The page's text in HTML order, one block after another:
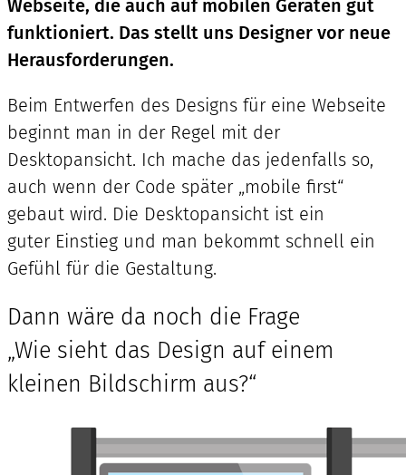
Webseite, die auch auf mobilen Geräten gut
funktioniert. Das stellt uns Designer vor neue
Herausforderungen.
Beim Entwerfen des Designs für eine Webseite
beginnt man in der Regel mit der
Desktopansicht. Ich mache das jedenfalls so,
auch wenn der Code später „mobile first“
gebaut wird. Die Desktopansicht ist ein
guter Einstieg und man bekommt schnell ein
Gefühl für die Gestaltung.
Dann wäre da noch die Frage
„Wie sieht das Design auf einem
kleinen Bildschirm aus?“